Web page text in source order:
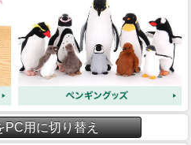
PC用に切り替え